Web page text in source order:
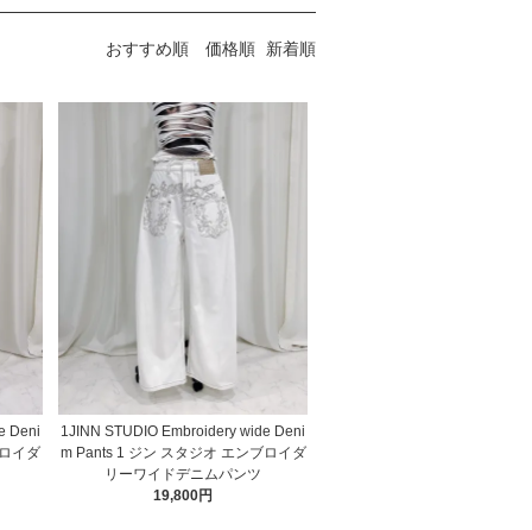
おすすめ順 価格順 新着順
Deni
イダ
1JINN STUDIO Embroidery wide Deni
m Pants 1 ジン スタジオ エンブロイダ
リーワイドデニムパンツ
19,800円